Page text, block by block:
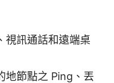
視訊通話和遠端桌
地節點之 Ping、丟